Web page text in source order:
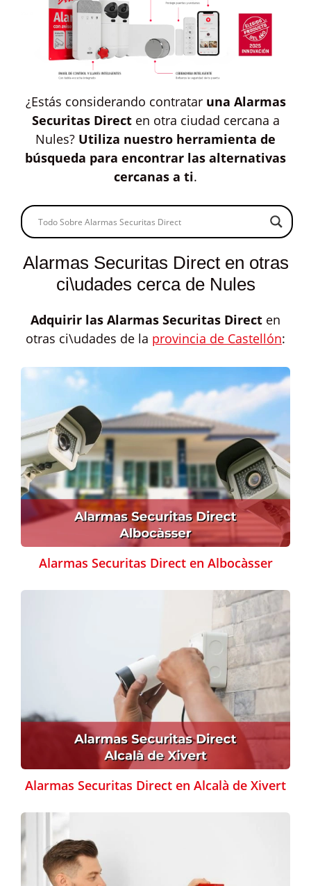
¿Estás considerando contratar una Alarmas
Securitas Directen otra ciudad cercana a
Nules? Utiliza nuestro herramienta de
búsqueda para encontrar las alternativas
cercanas a ti.
Alarmas Securitas Direct en otras
ci\udades cerca de Nules
Adquirir las Alarmas Securitas Direct en
otras ci\udades de la provincia de Castellón:
Alarmas Securitas Direct en Albocàsser
Alarmas Securitas Direct en Alcalà de Xivert